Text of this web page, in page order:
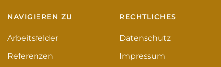
NAVIGIEREN ZU
Arbeitsfelder
Referenzen
RECHTLICHES
Datenschutz
Impressum